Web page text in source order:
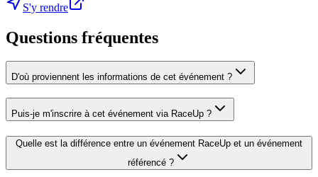
S'y rendre
Questions fréquentes
D'où proviennent les informations de cet événement ?
Puis-je m'inscrire à cet événement via RaceUp ?
Quelle est la différence entre un événement RaceUp et un événement
référencé ?